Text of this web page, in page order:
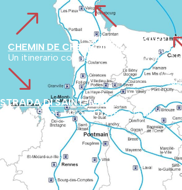
&
CHEMIN DE CHERBOURG
Un itinerario costiero che attraversa la
%
CHEMIN DE
Partendo dal porto di Barfleur, l'itinerario si snoda nell'entroterra del Cotentin. L'itinerario mette in evidenza i siti naturali e i tesori storici poco conosciuti del dipartimento.
Segue
'
STRADA DI SAINT-MALO
Parte da Saint-Malo, attraversa la